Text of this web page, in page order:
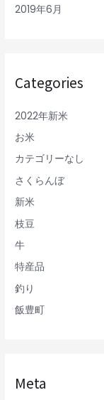
2019年6月
Categories
2022年新米
お米
カテゴリーなし
さくらんぼ
新米
枝豆
牛
特産品
釣り
飯豊町
Meta